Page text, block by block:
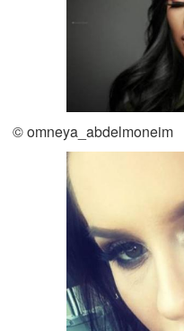
© omneya_abdelmoneim